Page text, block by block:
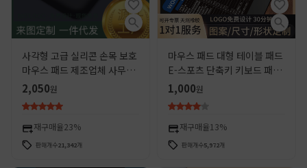
사각형 고급 실리콘 손목 보호
마우스 패드 제조업체 사무용
키보드 손목 받침대 손목 보호
대 손목 패드 손목 보호
2,050원
재구매율23%
판매개수21,342개
마우스 패드 대형 테이블 패드
E-스포츠 단축키 키보드 패드
두꺼운 잠금 가장자리 키보드
패드 쉐이크 톤 같은 스타일 크
리에이티브 방수 기업
1,000원
재구매율 13%
판매개수5,972개